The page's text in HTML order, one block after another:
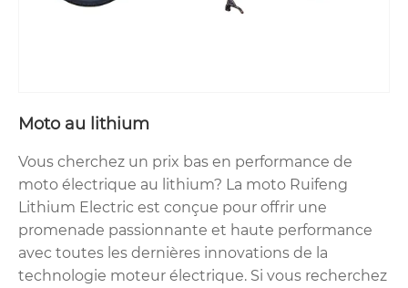
Moto au lithium
Vous cherchez un prix bas en performance de
moto électrique au lithium? La moto Ruifeng
Lithium Electric est conçue pour offrir une
promenade passionnante et haute performance
avec toutes les dernières innovations de la
technologie moteur électrique. Si vous recherchez